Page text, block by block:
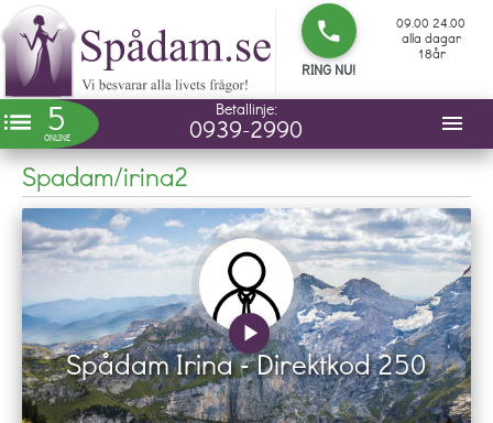
phone
RING NU!
09.00 24.00
alla dagar
18år
list 5
ONLINE
Betallinje:
0939-2990 menu
Spadam/irina2
play_arrow
Spådam Irina - Direktkod 250